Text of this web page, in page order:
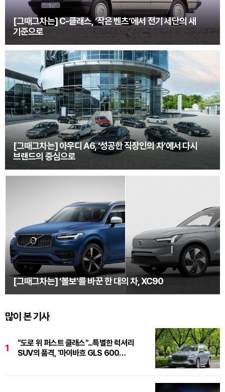
[그때그차는] C-클래스, ‘작은 벤츠’에서 전기 세단의 새
기준으로
[그때그차는] 아우디 A6, ‘성공한 직장인의 차’에서 다시
브랜드의 중심으로
[그때그차는] ‘볼보’를 바꾼 한 대의 차, XC90
많이 본 기사
1
"도로 위 퍼스트 클래스"...특별한 럭셔리
SUV의 품격, '마이바흐 GLS 600